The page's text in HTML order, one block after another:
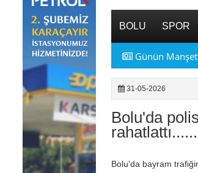
BOLU SPOR
Günün
31-05-2026
Bolu'da
rahatlattı......
Bolu'da bayram